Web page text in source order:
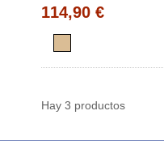
114,90 €
Hay 3 productos